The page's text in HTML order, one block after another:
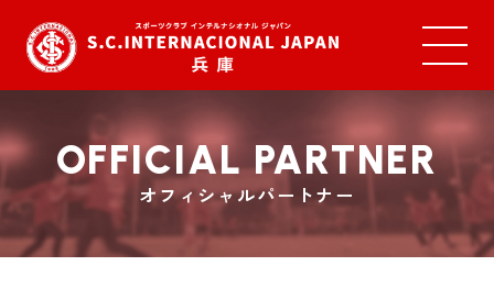
OFFICIAL PARTNER
オフィシャルパートナー